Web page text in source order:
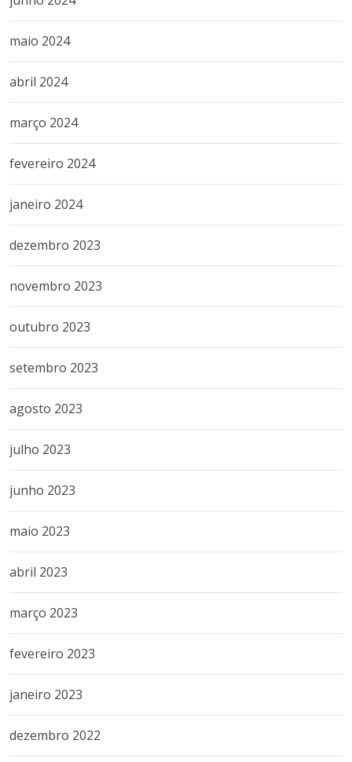
maio 2024
abril 2024
março 2024
fevereiro 2024
janeiro 2024
dezembro 2023
novembro 2023
outubro 2023
setembro 2023
agosto 2023
julho 2023
junho 2023
maio 2023
abril 2023
março 2023
fevereiro 2023
janeiro 2023
dezembro 2022